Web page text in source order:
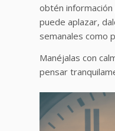
obtén
puede aplazar,
semanales como
Manéjalas con
pensar